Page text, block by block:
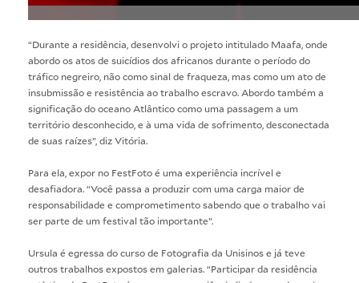
“Durante a residência, desenvolvi o projeto intitulado Maafa, onde
abordo os atos de suicídios dos africanos durante o período do
tráfico negreiro, não como sinal de fraqueza, mas como um ato de
insubmissão e resistência ao trabalho escravo. Abordo também a
significação do oceano Atlântico como uma passagem a um
território desconhecido, e à uma vida de sofrimento, desconectada
de suas raízes”, diz Vitória.
Para ela, expor no FestFoto é uma experiência incrível e
desafiadora. “Você passa a produzir com uma carga maior de
responsabilidade e comprometimento sabendo que o trabalho vai
ser parte de um festival tão importante”.
Ursula é egressa do curso de Fotografia da Unisinos e já teve
outros trabalhos expostos em galerias. “Participar da residência